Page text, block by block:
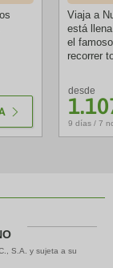
Viaja a
está
el
recorrer
desde
9 días / 7
S.A. y sujeta a su